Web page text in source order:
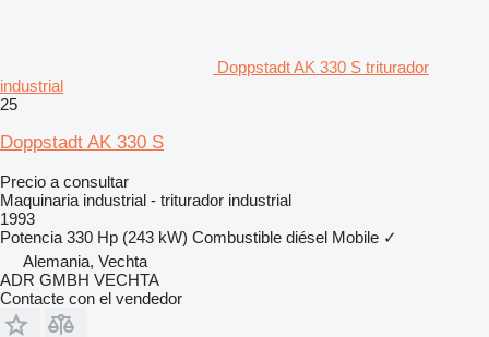
Doppstadt AK 330 S triturador
industrial
25
Doppstadt AK 330 S
Precio a consultar
Maquinaria industrial - triturador industrial
1993
Potencia 330 Hp (243 kW) Combustible diésel Mobile ✓
Alemania, Vechta
ADR GMBH VECHTA
Contacte con el vendedor